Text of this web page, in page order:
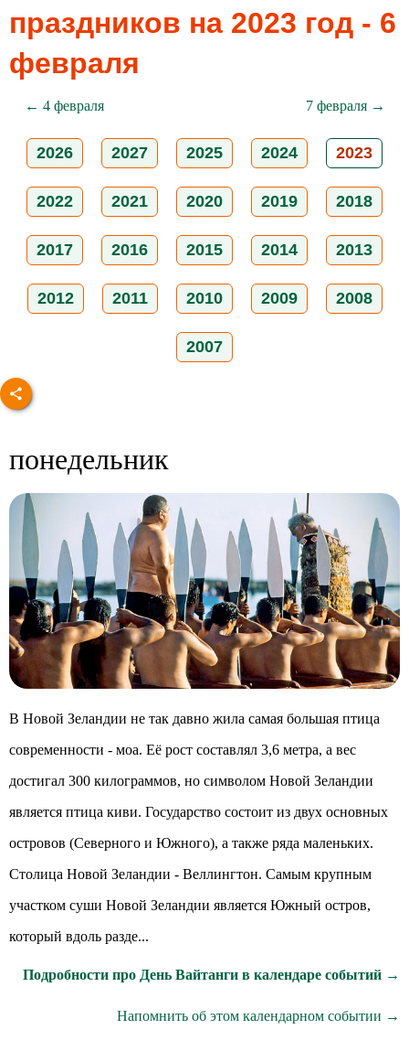
праздников на 2023 год - 6
февраля
← 4 февраля 7 февраля →
2026 2027 2025 2024 2023
2022 2021 2020 2019 2018
2017 2016 2015 2014 2013
2012 2011 2010 2009 2008
2007
понедельник
В Новой Зеландии не так давно жила самая большая птица
современности - моа. Её рост составлял 3,6 метра, а вес
достигал 300 килограммов, но символом Новой Зеландии
является птица киви. Государство состоит из двух основных
островов (Северного и Южного), а также ряда маленьких.
Столица Новой Зеландии - Веллингтон. Самым крупным
участком суши Новой Зеландии является Южный остров,
который вдоль разде...
Подробности про День Вайтанги в календаре событий →
Напомнить об этом календарном событии →